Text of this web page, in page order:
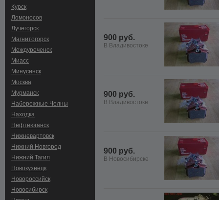
Курск
Ломоносов
Лучегорск
Магнитогорск
Междуреченск
Миасс
Минусинск
Москва
Мурманск
Набережные Челны
Находка
Нефтеюганск
Нижневартовск
Нижний Новгород
Нижний Тагил
Новокузнецк
Новороссийск
Новосибирск
900 руб.
В Владивостоке
900 руб.
В Владивостоке
900 руб.
В Новосибирске